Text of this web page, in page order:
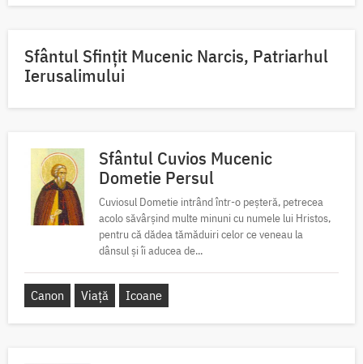
Sfântul Sfinţit Mucenic Narcis, Patriarhul
Ierusalimului
Sfântul Cuvios Mucenic
Dometie Persul
Cuviosul Dometie intrând într-o peșteră, petrecea
acolo săvârșind multe minuni cu numele lui Hristos,
pentru că dădea tămăduiri celor ce veneau la
dânsul și îi aducea de...
Canon Viață Icoane